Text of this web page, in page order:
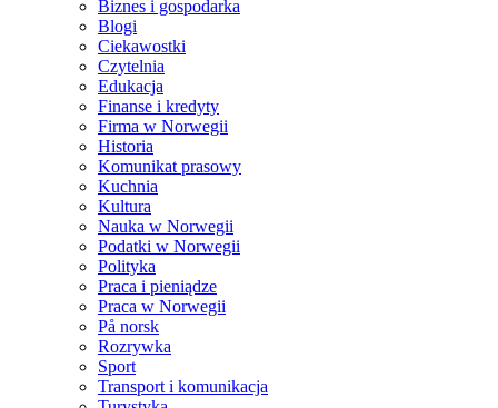
Biznes i gospodarka
Blogi
Ciekawostki
Czytelnia
Edukacja
Finanse i kredyty
Firma w Norwegii
Historia
Komunikat prasowy
Kuchnia
Kultura
Nauka w Norwegii
Podatki w Norwegii
Polityka
Praca i pieniądze
Praca w Norwegii
På norsk
Rozrywka
Sport
Transport i komunikacja